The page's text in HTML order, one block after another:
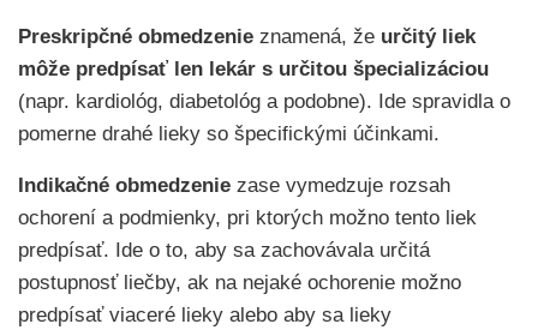
Preskripčné obmedzenie znamená, že určitý liek
môže predpísať len lekár s určitou špecializáciou
(napr. kardiológ, diabetológ a podobne). Ide spravidla o
pomerne drahé lieky so špecifickými účinkami.
Indikačné obmedzenie zase vymedzuje rozsah
ochorení a podmienky, pri ktorých možno tento liek
predpísať. Ide o to, aby sa zachovávala určitá
postupnosť liečby, ak na nejaké ochorenie možno
predpísať viaceré lieky alebo aby sa lieky